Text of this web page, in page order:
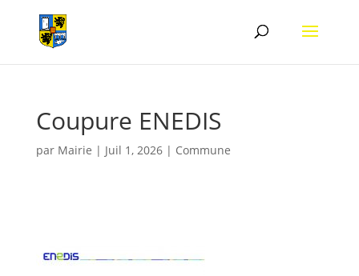
Coupure ENEDIS
par Mairie | Juil 1, 2026| Commune